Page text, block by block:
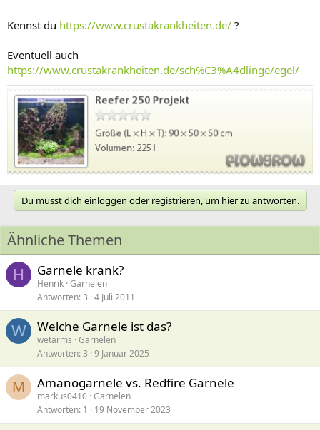
Kennst du https://www.crustakrankheiten.de/ ?
Eventuell auch
https://www.crustakrankheiten.de/sch%C3%A4dlinge/egel/
Du musst dich einloggen oder registrieren, um hier zu antworten.
Ähnliche Themen
H Garnele krank?
Henrik Garnelen
Antworten 3 4 Juli 2011
W Welche Garnele ist das?
wetarms Garnelen
Antworten 3 9 Januar 2025
M Amanogarnele vs. Redfire Garnele
markus0410 Garnelen
Antworten 1 19 November 2023